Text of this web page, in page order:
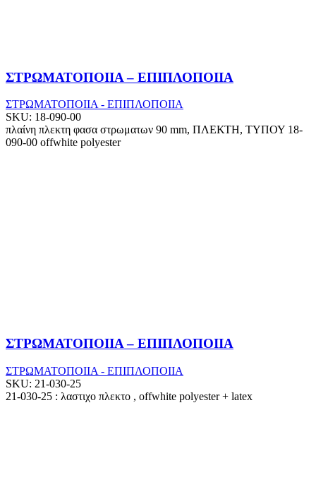
ΣΤΡΩΜΑΤΟΠΟΙΙΑ – ΕΠΙΠΛΟΠΟΙΙΑ
ΣΤΡΩΜΑΤΟΠΟΙΙΑ - ΕΠΙΠΛΟΠΟΙΙΑ
SKU: 18-090-00
πλαίνη πλεκτη φασα στρωματων 90 mm, ΠΛΕΚΤΗ, ΤΥΠΟΥ 18-
090-00 offwhite polyester
ΣΤΡΩΜΑΤΟΠΟΙΙΑ – ΕΠΙΠΛΟΠΟΙΙΑ
ΣΤΡΩΜΑΤΟΠΟΙΙΑ - ΕΠΙΠΛΟΠΟΙΙΑ
SKU: 21-030-25
21-030-25 : λαστιχο πλεκτο , offwhite polyester + latex